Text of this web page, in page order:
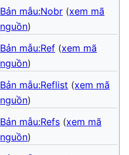
Bản mẫu:Nobr (xem mã
nguồn)
Bản mẫu:Ref (xem mã
nguồn)
Bản mẫu:Reflist (xem mã
nguồn)
Bản mẫu:Refs (xem mã
nguồn)